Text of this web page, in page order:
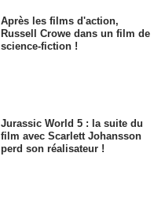
Après les films d'action,
Russell Crowe dans un film de
science-fiction !
Jurassic World 5 : la suite du
film avec Scarlett Johansson
perd son réalisateur !